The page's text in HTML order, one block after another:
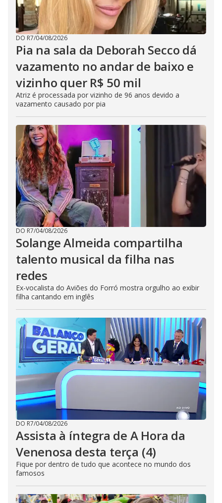
DO R7/04/08/2026
Pia na sala da Deborah Secco dá
vazamento no andar de baixo e
vizinho quer R$ 50 mil
Atriz é processada por vizinho de 96 anos devido a
vazamento causado por pia
DO R7/04/08/2026
Solange Almeida compartilha
talento musical da filha nas
redes
Ex-vocalista do Aviões do Forró mostra orgulho ao exibir
filha cantando em inglês
DO R7/04/08/2026
Assista à íntegra de A Hora da
Venenosa desta terça (4)
Fique por dentro de tudo que acontece no mundo dos
famosos